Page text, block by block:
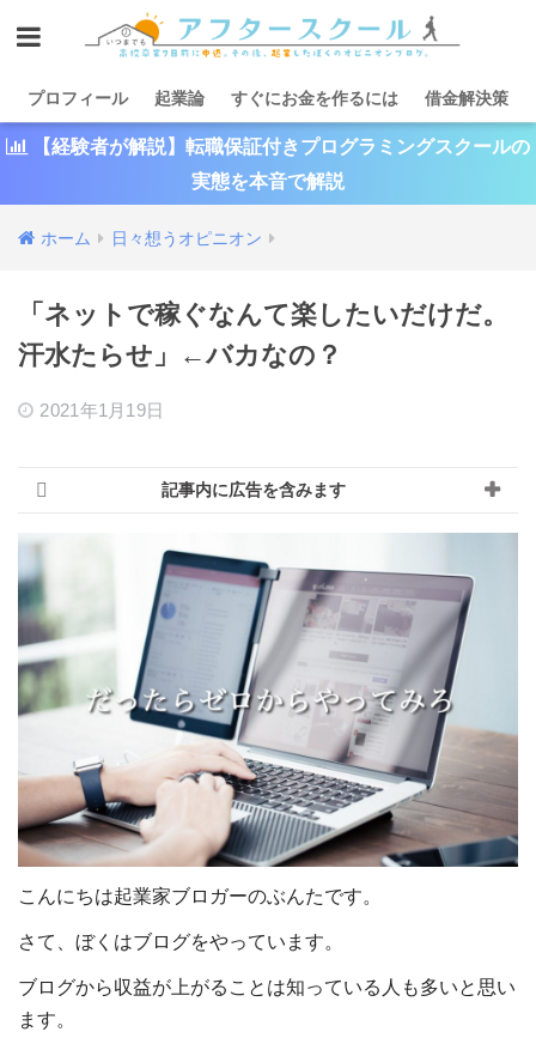
プロフィール 起業論 すぐにお金を作るには 借金解決策
【経験者が解説】転職保証付きプログラミングスクールの
実態を本音で解説
ホーム 日々想うオピニオン
「ネットで稼ぐなんて楽したいだけだ。
汗水たらせ」←バカなの？
2021年1月19日
記事内に広告を含みます
こんにちは起業家ブロガーのぶんたです。
さて、ぼくはブログをやっています。
ブログから収益が上がることは知っている人も多いと思い
ます。